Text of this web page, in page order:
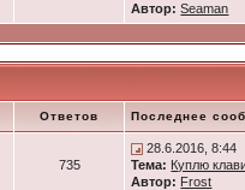
Автор: Seaman
Ответов Последнее
735
28.6.2016, 8:44
Тема: Куплю
Автор: Frost